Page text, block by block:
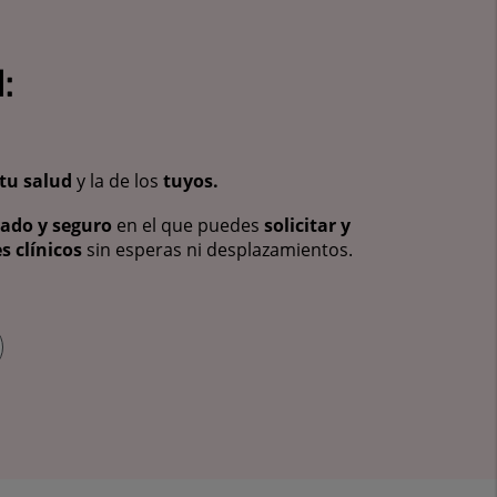
tu salud y la de los tuyos.
y seguro en el que puedes solicitar y
clínicos sin esperas ni desplazamientos.